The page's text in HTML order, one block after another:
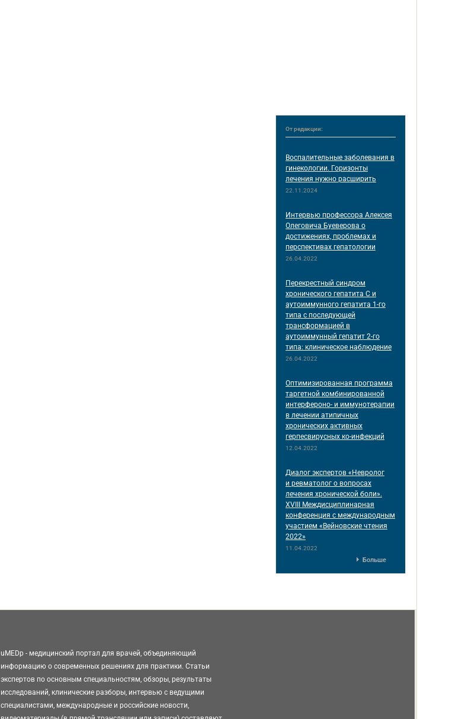
От редакции:
Воспалительные заболевания в
гинекологии. Горизонты
лечения нужно расширить
22.11.2024
Интервью профессора Алексея
Олеговича Буеверова о
достижениях, проблемах и
перспективах гепатологии
26.04.2022
Перекрестный синдром
хронического гепатита С и
аутоиммунного гепатита 1-го
типа с последующей
трансформацией в
аутоиммунный гепатит 2-го
типа: клиническое наблюдение
26.04.2022
Оптимизированная программа
таргетной комбинированной
интерфероно- и иммунотерапии
в лечении атипичных
хронических активных
герпесвирусных ко-инфекций
12.04.2022
Диалог экспертов «Невролог
и ревматолог о вопросах
лечения хронической боли».
XVIII Междисциплинарная
конференция c международным
участием «Вейновские чтения
2022»
11.04.2022
Больше
uMEDp - медицинский портал для врачей, объединяющий
информацию о современных решениях для практики. Статьи
экспертов по основным специальностям, обзоры, результаты
исследований, клинические разборы, интервью с ведущими
специалистами, международные и российские новости,